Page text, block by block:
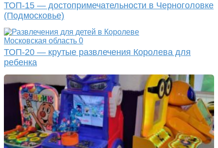
ТОП-15 — достопримечательности в Черноголовке
(Подмосковье)
Московская область 0
ТОП-20 — крутые развлечения Королева для
ребенка